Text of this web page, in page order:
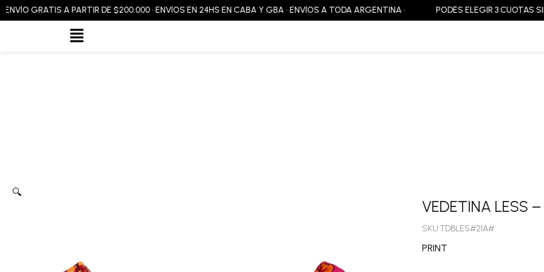
al
GRATIS A PARTIR DE $200.000 • ENVÍOS EN 24HS EN CABA Y GBA • ENVÍOS A TODA ARGENTINA • PODÉS ELEGIR 3 CUOTAS SIN
Flyout
🔍
VEDETINA LESS
SKU:TDBLES#21A#
PRINT